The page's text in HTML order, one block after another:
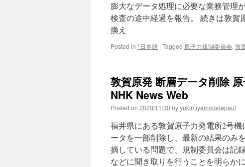
膨大なデータ処理に必要な業務管理
検査の途中経過を報告。 続きは敦
換え
Posted in *日本語 | Tagged 原子力規制委員会, 敦
敦賀原発 断層データ削除
NHK News Web
Posted on 2020/11/30 byyukimiyamotodepaul
福井県にある敦賀原子力発電所2号
ータを一部削除し、最新の結果のみ
摘している問題で、規制委員会は記
などに聞き取りを行うことを明らか